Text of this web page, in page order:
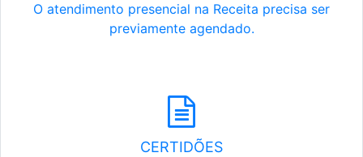
O atendimento presencial na Receita precisa ser
previamente agendado.
CERTIDÕES